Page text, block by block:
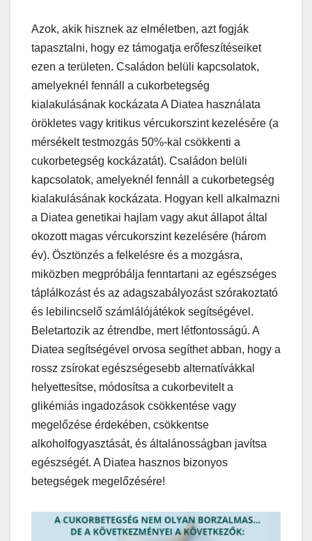
Azok, akik hisznek az elméletben, azt fogják
tapasztalni, hogy ez támogatja erőfeszítéseiket
ezen a területen. Családon belüli kapcsolatok,
amelyeknél fennáll a cukorbetegség
kialakulásának kockázata A Diatea használata
örökletes vagy kritikus vércukorszint kezelésére (a
mérsékelt testmozgás 50%-kal csökkenti a
cukorbetegség kockázatát). Családon belüli
kapcsolatok, amelyeknél fennáll a cukorbetegség
kialakulásának kockázata. Hogyan kell alkalmazni
a Diatea genetikai hajlam vagy akut állapot által
okozott magas vércukorszint kezelésére (három
év). Ösztönzés a felkelésre és a mozgásra,
miközben megpróbálja fenntartani az egészséges
táplálkozást és az adagszabályozást szórakoztató
és lebilincselő számlálójátékok segítségével.
Beletartozik az étrendbe, mert létfontosságú. A
Diatea segítségével orvosa segíthet abban, hogy a
rossz zsírokat egészségesebb alternatívákkal
helyettesítse, módosítsa a cukorbevitelt a
glikémiás ingadozások csökkentése vagy
megelőzése érdekében, csökkentse
alkoholfogyasztását, és általánosságban javítsa
egészségét. A Diatea hasznos bizonyos
betegségek megelőzésére!